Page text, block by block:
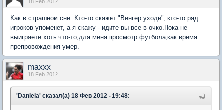
18 Feb 2012
Как в страшном сне. Кто-то скажет "Венгер уходи", кто-то ряд
игроков упоменет, а я скажу - идите вы все в очко.Пока не
выиграете хоть что-то,для меня просмотр футбола,как время
препровождения умер.
maxxx
18 Feb 2012
'Daniela' сказал(а) 18 Фев 2012 - 19:48: